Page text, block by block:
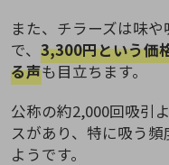
また、チラーズは味
で、 3,300円という価
る声も目立ちます。
公称の約2,000回吸引
スがあり、特に吸う
ようです。